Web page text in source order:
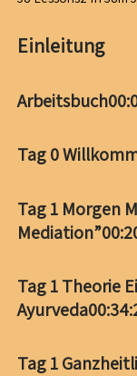
Einleitung
Arbeitsbuch
Tag 0
Tag 1 Morgen
Mediation”
Tag 1 Theorie
Ayurveda
Tag 1